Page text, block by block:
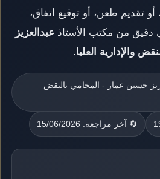
تقديم طعن، أو توقيع اتفاق،
دقيق من مكتب الأستاذ عبدالعزيز
والإدارية العليا.
حسين عمار - المحامي بالنقض
🔄 آخر مراجعة: 15/06/2026